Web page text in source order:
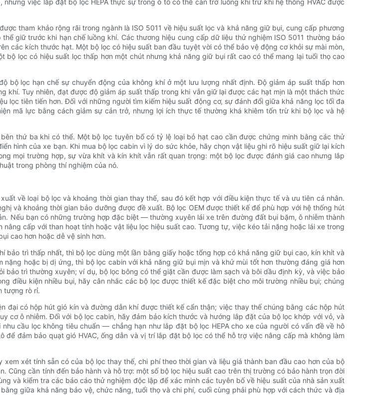
việc lắp đặt bộ lọc HEPA thực sự trong ô tô có thể cản trở luồng khí trừ khi hệ thống HVAC được
tham khảo rộng rãi trong ngành là ISO 5011 về hiệu suất lọc và khả năng giữ bụi, cung cấp phương
giữ trước khi hạn chế luồng khí. Các thương hiệu cung cấp dữ liệu thử nghiệm ISO 5011 thường báo
các kích thước hạt. Một bộ lọc có hiệu suất ban đầu tuyệt vời có thể bảo vệ động cơ khỏi sự mài mòn,
lọc có hiệu suất lọc thấp hơn một chút nhưng khả năng giữ bụi rất cao có thể mang lại tuổi thọ cao
lọc hạn chế sự chuyển động của không khí ở một lưu lượng nhất định. Độ giảm áp suất thấp hơn
khí. Tuy nhiên, đạt được độ giảm áp suất thấp trong khi vẫn giữ lại được các hạt mịn là một thách thức
lọc tiên tiến hơn. Đối với những người tìm kiếm hiệu suất động cơ, sự đánh đổi giữa khả năng lọc tối đa
mã lực bằng cách giảm sự cản trở, nhưng lợi ích thực tế thường khá khiêm tốn trừ khi bộ lọc và hệ
thứ ba khi có thể. Một bộ lọc tuyên bố có tỷ lệ loại bỏ hạt cao cần được chứng minh bằng các thử
hình của xe bạn. Khi mua bộ lọc cabin vì lý do sức khỏe, hãy chọn vật liệu ghi rõ hiệu suất giữ lại kích
mọi trường hợp, sự vừa khít và kín khít vẫn rất quan trọng: một bộ lọc được đánh giá cao nhưng lắp
trong phòng thí nghiệm của nó.
về loại bộ lọc và khoảng thời gian thay thế, sau đó kết hợp với điều kiện thực tế và ưu tiên cá nhân.
và khoảng thời gian bảo dưỡng được đề xuất. Bộ lọc OEM được thiết kế để phù hợp với hệ thống hút
Nếu bạn có những trường hợp đặc biệt — thường xuyên lái xe trên đường đất bụi bặm, ô nhiễm thành
cấp với than hoạt tính hoặc vật liệu lọc hiệu suất cao. Tương tự, việc kéo tải nặng hoặc lái xe trong
cao hơn hoặc dễ vệ sinh hơn.
bảo trì thấp nhất, thì bộ lọc dùng một lần bằng giấy hoặc tổng hợp có khả năng giữ bụi cao, kín khít và
hoặc bị dị ứng, thì bộ lọc cabin với khả năng giữ bụi mịn và khử mùi tốt hơn thường đáng giá hơn
bảo trì thường xuyên; ví dụ, bộ lọc bông có thể giặt cần được làm sạch và bôi dầu định kỳ, và việc bảo
điều kiện nhiều bụi, hãy cân nhắc các bộ lọc được thiết kế đặc biệt cho môi trường nhiều bụi; chúng
tượng rò rỉ.
đại có hộp hút gió kín và đường dẫn khí được thiết kế cẩn thận; việc thay thế chúng bằng các hộp hút
cơ ô nhiễm. Đối với bộ lọc cabin, hãy đảm bảo kích thước và hướng lắp đặt của bộ lọc khớp với vỏ, và
cầu lọc không tiêu chuẩn — chẳng hạn như lắp đặt bộ lọc HEPA cho xe của người có vấn đề về hô
đảm bảo quạt gió HVAC, ống dẫn và vị trí lắp đặt bộ lọc có thể hỗ trợ việc nâng cấp mà không làm
xét tính sẵn có của bộ lọc thay thế, chi phí theo thời gian và liệu giá thành ban đầu cao hơn của bộ
cần tính đến bảo hành và hỗ trợ: một số bộ lọc hiệu suất cao trên thị trường có bảo hành trọn đời
và kiểm tra các báo cáo thử nghiệm độc lập để xác minh các tuyên bố về hiệu suất của nhà sản xuất
giữa khả năng bảo vệ, chức năng, tuổi thọ và chi phí, cuối cùng phải phù hợp với cách thức và địa